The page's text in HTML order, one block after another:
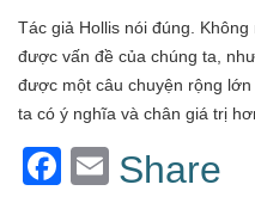
Tác giả Hollis nói đúng.
được vấn đề của chúng ta,
được một câu chuyện rộng
ta có ý nghĩa và chân giá trị
Facebook
Email
Share